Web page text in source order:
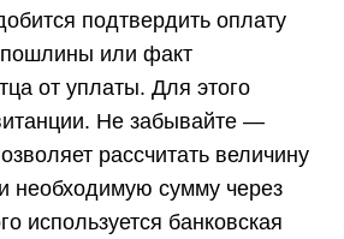
подтвердить оплату
пошлины или факт
от уплаты. Для этого
Не забывайте —
рассчитать величину
необходимую сумму через
используется банковская